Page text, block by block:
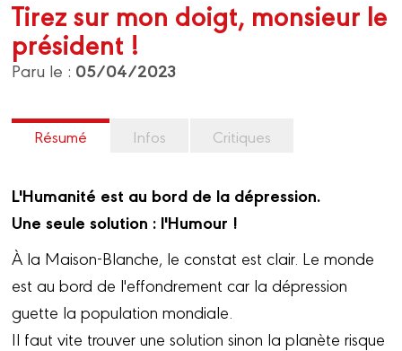
Tirez sur mon doigt, monsieur le
président !
Paru le : 05/04/2023
Résumé Infos Critiques
L'Humanité est au bord de la dépression.
Une seule solution : l'Humour !
À la Maison-Blanche, le constat est clair. Le monde
est au bord de l'effondrement car la dépression
guette la population mondiale.
Il faut vite trouver une solution sinon la planète risque